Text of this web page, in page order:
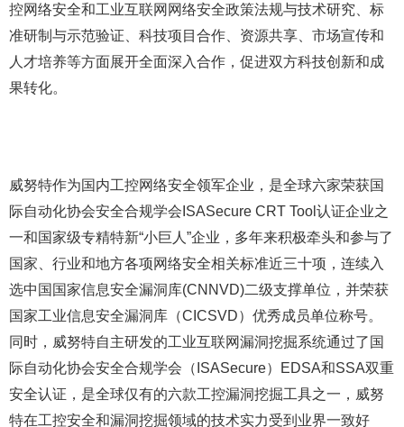
控网络安全和工业互联网网络安全政策法规与技术研究、标
准研制与示范验证、科技项目合作、资源共享、市场宣传和
人才培养等方面展开全面深入合作，促进双方科技创新和成
果转化。
威努特作为国内工控网络安全领军企业，是全球六家荣获国
际自动化协会安全合规学会ISASecure CRT Tool认证企业之
一和国家级专精特新“小巨人”企业，多年来积极牵头和参与了
国家、行业和地方各项网络安全相关标准近三十项，连续入
选中国国家信息安全漏洞库(CNNVD)二级支撑单位，并荣获
国家工业信息安全漏洞库（CICSVD）优秀成员单位称号。
同时，威努特自主研发的工业互联网漏洞挖掘系统通过了国
际自动化协会安全合规学会（ISASecure）EDSA和SSA双重
安全认证，是全球仅有的六款工控漏洞挖掘工具之一，威努
特在工控安全和漏洞挖掘领域的技术实力受到业界一致好